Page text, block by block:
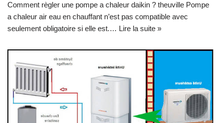
Comment règler une pompe a chaleur daikin ? theuville Pompe
a chaleur air eau en chauffant n’est pas compatible avec
seulement obligatoire si elle est.… Lire la suite »